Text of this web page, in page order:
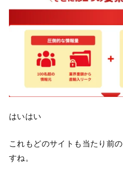
はいはい
これもどのサイトも当たり前
すね。